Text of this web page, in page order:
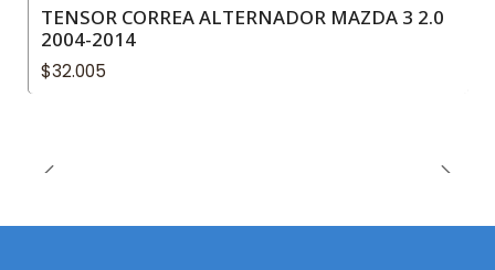
TENSOR CORREA ALTERNADOR MAZDA 3 2.0
2004-2014
$32.005